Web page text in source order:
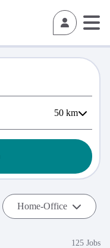
50 km
Home-Office
125 Jobs